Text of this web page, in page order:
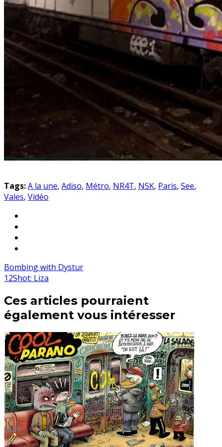
Tags:A la une, Adiso, Métro, NR4T, NSK, Paris, See,
Vales, Vidéo
Bombing with Dystur
12Shot: Liza
Ces articles pourraient
également vous intéresser